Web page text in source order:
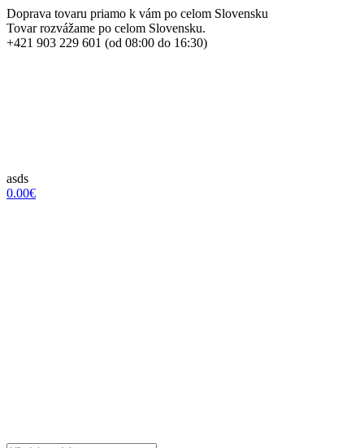
Doprava tovaru priamo k vám po celom Slovensku
Tovar rozvážame po celom Slovensku.
+421 903 229 601 (od 08:00 do 16:30)
asds
0.00€